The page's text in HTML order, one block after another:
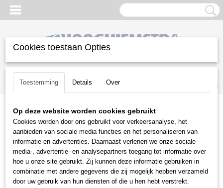
Inloggen Registreren
(0)
Home >Snoeien en Zagen> Snoeigereedschap
Snoeien en Zagen
Brandhoutmachines
Hakselaars
Cookies toestaan Opties
Toestemming Details Over
Op deze website worden cookies gebruikt
Cookies worden door ons gebruikt voor verkeersanalyse, het
aanbieden van sociale media-functies en het personaliseren van
informatie en advertenties. Daarnaast verlenen we onze sociale
media-, advertentie- en analysepartners toegang tot informatie over
hoe u onze site gebruikt. Zij kunnen deze informatie gebruiken in
combinatie met andere gegevens die zij mogelijk hebben verzameld
door uw gebruik van hun diensten of die u hen hebt verstrekt.